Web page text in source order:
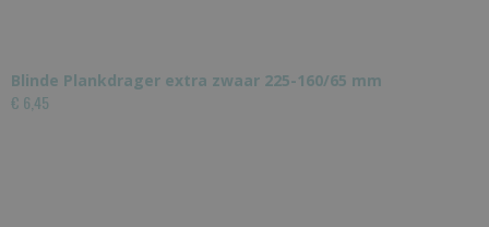
Blinde Plankdrager extra zwaar 225-160/65 mm
€ 6,45